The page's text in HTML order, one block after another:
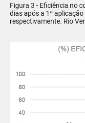
Figura 3 - Eficiência no
dias após a 1ª
respectivamente. Rio